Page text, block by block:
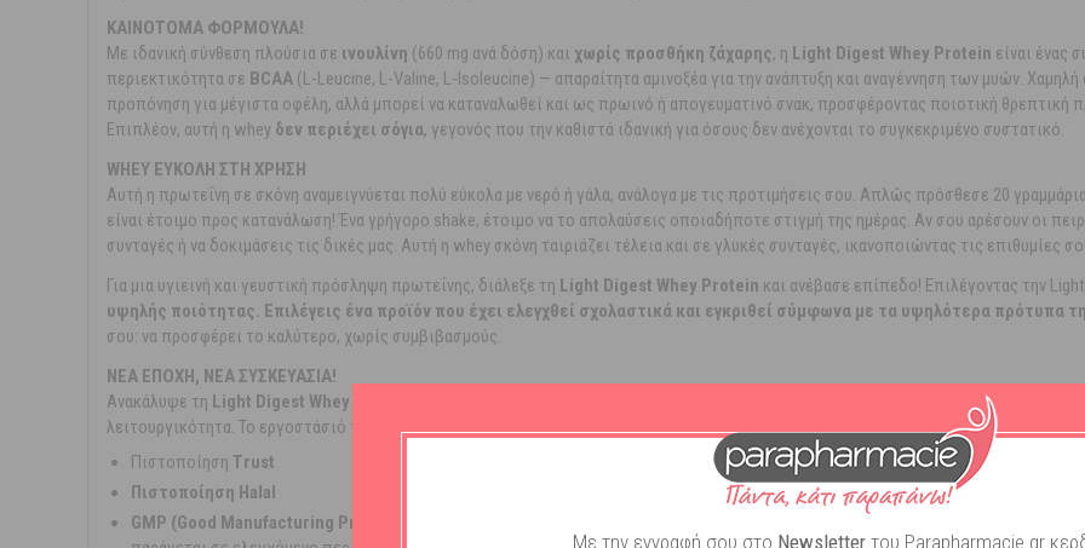
ΚΑΙΝΟΤΟΜΑ ΦΟΡΜΟΥΛΑ!
Με ιδανική σύνθεση πλούσια σε ινουλίνη (660 mg ανά δόση) και χωρίς προσθήκη ζάχαρης, η Light Digest Whey Protein είναι ένας
περιεκτικότητα σε BCAA (L-Leucine, L-Valine, L-Isoleucine) — απαραίτητα αμινοξέα για την ανάπτυξη και αναγέννηση των μυών. Χαμηλή
προπόνηση για μέγιστα οφέλη, αλλά μπορεί να καταναλωθεί και ως πρωινό ή απογευματινό σνακ, προσφέροντας ποιοτική θρεπτική
Επιπλέον, αυτή η whey δεν περιέχει σόγια, γεγονός που την καθιστά ιδανική για όσους δεν ανέχονται το συγκεκριμένο συστατικό.
WHEY ΕΥΚΟΛΗ ΣΤΗ ΧΡΗΣΗ
Αυτή η πρωτεΐνη σε σκόνη αναμειγνύεται πολύ εύκολα με νερό ή γάλα, ανάλογα με τις προτιμήσεις σου. Απλώς πρόσθεσε 20
είναι έτοιμο προς κατανάλωση! Ένα γρήγορο shake, έτοιμο να το απολαύσεις οποιαδήποτε στιγμή της ημέρας. Αν σου αρέσουν οι
συνταγές ή να δοκιμάσεις τις δικές μας. Αυτή η whey σκόνη ταιριάζει τέλεια και σε γλυκές συνταγές, ικανοποιώντας τις επιθυμίες
Για μια υγιεινή και γευστική πρόσληψη πρωτεΐνης, διάλεξε τη Light Digest Whey Protein και ανέβασε επίπεδο! Επιλέγοντας την
υψηλής ποιότητας. Επιλέγεις ένα προϊόν που έχει ελεγχθεί σχολαστικά και εγκριθεί σύμφωνα με τα υψηλότερα πρότυπα
σου: να προσφέρει το καλύτερο, χωρίς συμβιβασμούς.
ΝΕΑ ΕΠΟΧΗ, ΝΕΑ ΣΥΣΚΕΥΑΣΙΑ!
Ανακάλυψε τη Light Digest Whey Protein
, τώρα σε καινοτόμα συσκευασία τύπου stand-up! Πιο πρακτική, πιο κομψή,
λειτουργικότητα. Το εργοστάσιό της QNT έχει ενισχύσει τα κριτήρια επιλογής και ποιότητας και έχει λάβει τις εξής πιστοποιήσεις:
Πιστοποίηση Trust
Πιστοποίηση Halal
GMP (Good Manufacturing Practices).
Η πιστοποίηση GMP αποδεικνύει τη δέσμευσή της QNT στον σεβασμό των πιο
Με την εγγραφή σου στο Newsletter του Parapharmacie.gr